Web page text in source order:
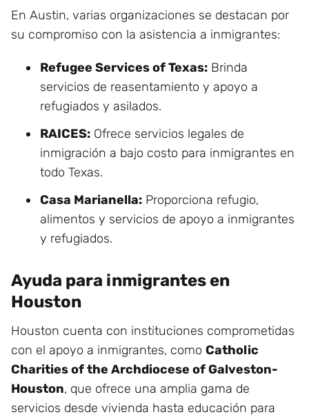
En Austin, varias organizaciones se destacan por
su compromiso con la asistencia a inmigrantes:
Refugee Services of Texas: Brinda
servicios de reasentamiento y apoyo a
refugiados y asilados.
RAICES: Ofrece servicios legales de
inmigración a bajo costo para inmigrantes en
todo Texas.
Casa Marianella: Proporciona refugio,
alimentos y servicios de apoyo a inmigrantes
y refugiados.
Ayuda para inmigrantes en
Houston
Houston cuenta con instituciones comprometidas
con el apoyo a inmigrantes, como Catholic
Charities of the Archdiocese of Galveston-
Houston, que ofrece una amplia gama de
servicios desde vivienda hasta educación para